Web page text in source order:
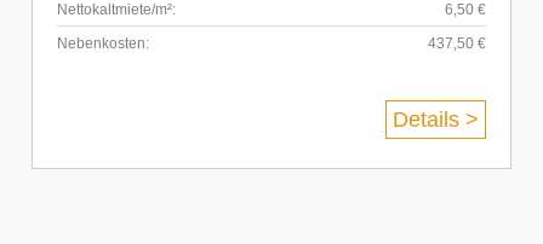
Nettokaltmiete/m²:
6,50 €
Nebenkosten:
437,50 €
Details >